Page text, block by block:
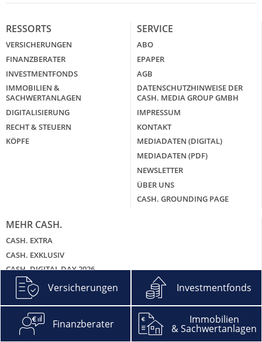
RESSORTS
VERSICHERUNGEN
FINANZBERATER
INVESTMENTFONDS
IMMOBILIEN &
SACHWERTANLAGEN
DIGITALISIERUNG
RECHT & STEUERN
KÖPFE
SERVICE
ABO
EPAPER
AGB
DATENSCHUTZHINWEISE DER
CASH. MEDIA GROUP GMBH
IMPRESSUM
KONTAKT
MEDIADATEN (DIGITAL)
MEDIADATEN (PDF)
NEWSLETTER
ÜBER UNS
CASH. GROUNDING PAGE
MEHR CASH.
CASH. EXTRA
CASH. EXKLUSIV
CASH. DIGITAL DAY 2026
CASH. DIGITAL WEEK 2024 – DIE ONLINE-EVENTS IM VIDEO
CASH. GALA
CASH. BRANCHENGIPFEL SACHWERTANLAGEN
CASH. HITLISTEN
Versicherungen Investmentfonds
Finanzberater Immobilien
& Sachwertanlagen